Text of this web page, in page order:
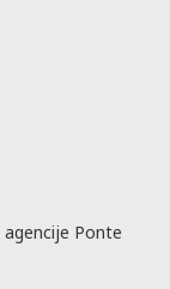
agencije Ponte